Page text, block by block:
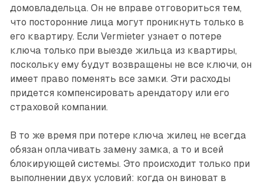
домовладельца. Он не вправе отговориться тем,
что посторонние лица могут проникнуть только в
его квартиру. Если Vermieter узнает о потере
ключа только при выезде жильца из квартиры,
поскольку ему будут возвращены не все ключи, он
имеет право поменять все замки. Эти расходы
придется компенсировать арендатору или его
страховой компании.
В то же время при потере ключа жилец не всегда
обязан оплачивать замену замка, а то и всей
блокирующей системы. Это происходит только при
выполнении двух условий: когда он виноват в